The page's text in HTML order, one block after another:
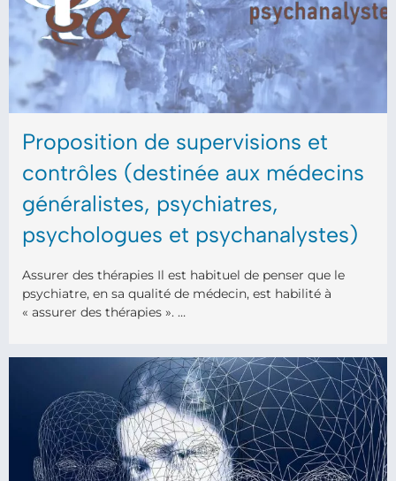
Proposition de supervisions et
contrôles (destinée aux médecins
généralistes, psychiatres,
psychologues et psychanalystes)
Assurer des thérapies Il est habituel de penser que le
psychiatre, en sa qualité de médecin, est habilité à
« assurer des thérapies ». …